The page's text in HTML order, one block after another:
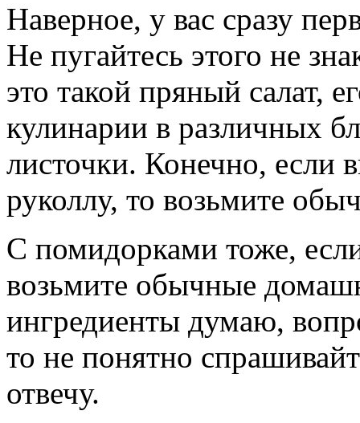
Наверное, у вас сразу
Не пугайтесь этого не
это такой пряный салат,
кулинарии в различных
листочки. Конечно, если
руколлу, то возьмите
С помидорками тоже,
возьмите обычные
ингредиенты думаю,
то не понятно
отвечу.